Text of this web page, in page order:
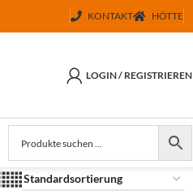
KONTAKT HÖTTE
LOGIN / REGISTRIEREN